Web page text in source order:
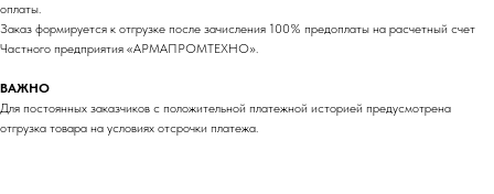
оплаты.
Заказ формируется к отгрузке после зачисления 100% предоплаты на расчетный счет
Частного предприятия «АРМАПРОМТЕХНО».
ВАЖНО
Для постоянных заказчиков с положительной платежной историей предусмотрена
отгрузка товара на условиях отсрочки платежа.